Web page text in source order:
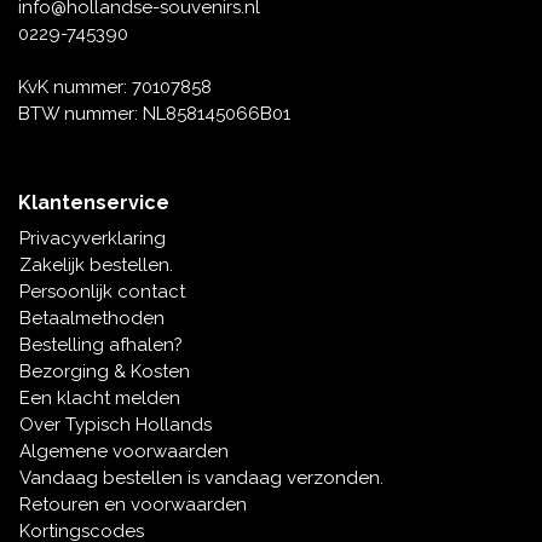
Koninghuis artikelen
Wandborden - Gekleurd en Delfts blauw
Peper en Zout stelletjes
Speelkaarten
Delfts blauwe magneten
Delfts blauwe Fashionitems
info@hollandse-souvenirs.nl
0229-745390
KvK nummer: 70107858
BTW nummer: NL858145066B01
Klantenservice
Privacyverklaring
Zakelijk bestellen.
Persoonlijk contact
Betaalmethoden
Bestelling afhalen?
Bezorging & Kosten
Een klacht melden
Over Typisch Hollands
Algemene voorwaarden
Vandaag bestellen is vandaag verzonden.
Retouren en voorwaarden
Kortingscodes